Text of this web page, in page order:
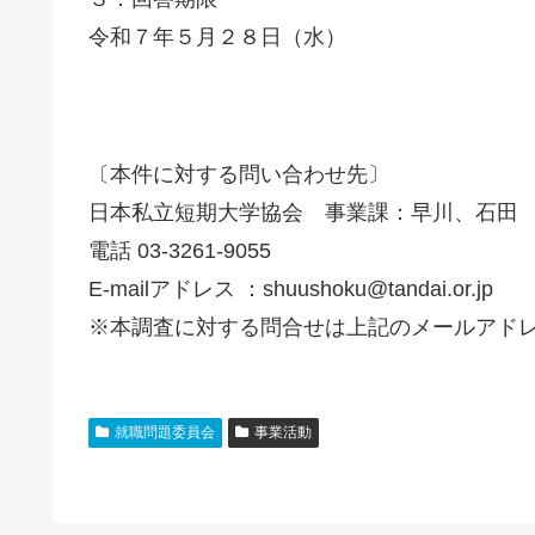
令和７年５月２８日（水）
〔本件に対する問い合わせ先〕
日本私立短期大学協会 事業課：早川、石田
電話 03-3261-9055
E-mailアドレス ：shuushoku@tandai.or.jp
※本調査に対する問合せは上記のメールアド
就職問題委員会 事業活動